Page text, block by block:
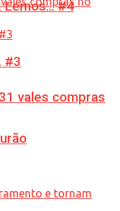
vales compras
Lemos… #4
#3